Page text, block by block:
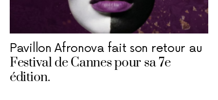
Pavillon Afronova fait son retour au
Festival de Cannes pour sa 7e
édition.